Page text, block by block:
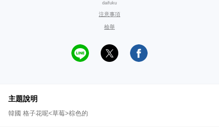
daifuku
注意事項
檢舉
主題說明
韓國 格子花呢<草莓>棕色的